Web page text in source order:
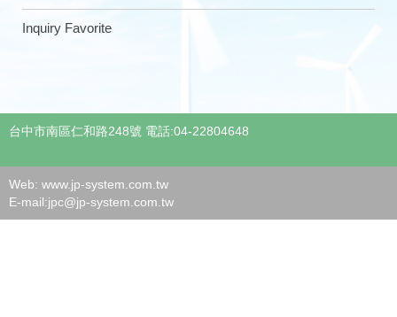
Inquiry Favorite
台中市南區仁和路248號 電話:04-22804648
Web: www.jp-system.com.tw
E-mail:jpc@jp-system.com.tw